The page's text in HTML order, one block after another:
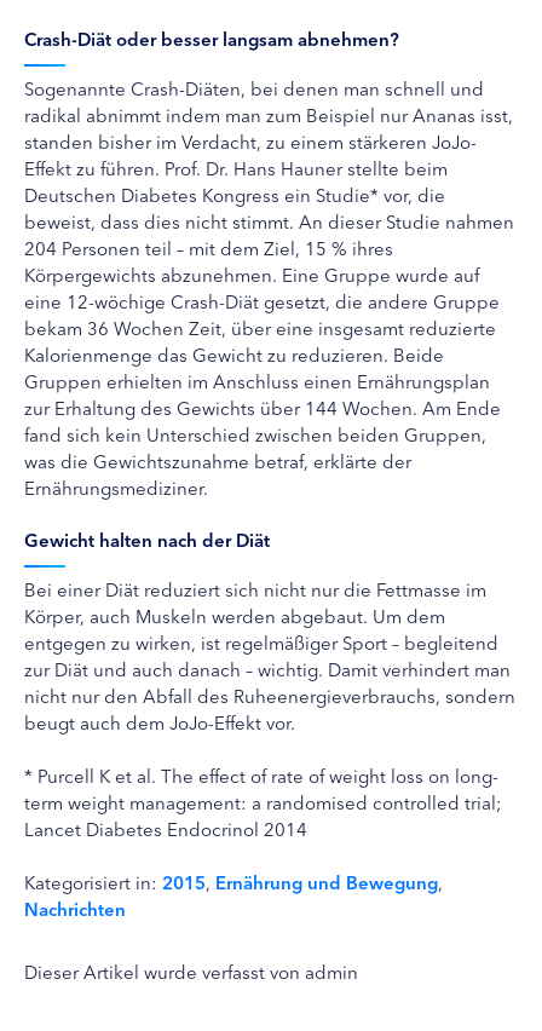
Crash-Diät oder besser langsam abnehmen?
Sogenannte Crash-Diäten, bei denen man schnell und
radikal abnimmt indem man zum Beispiel nur Ananas isst,
standen bisher im Verdacht, zu einem stärkeren JoJo-
Effekt zu führen. Prof. Dr. Hans Hauner stellte beim
Deutschen Diabetes Kongress ein Studie* vor, die
beweist, dass dies nicht stimmt. An dieser Studie nahmen
204 Personen teil – mit dem Ziel, 15 % ihres
Körpergewichts abzunehmen. Eine Gruppe wurde auf
eine 12-wöchige Crash-Diät gesetzt, die andere Gruppe
bekam 36 Wochen Zeit, über eine insgesamt reduzierte
Kalorienmenge das Gewicht zu reduzieren. Beide
Gruppen erhielten im Anschluss einen Ernährungsplan
zur Erhaltung des Gewichts über 144 Wochen. Am Ende
fand sich kein Unterschied zwischen beiden Gruppen,
was die Gewichtszunahme betraf, erklärte der
Ernährungsmediziner.
Gewicht halten nach der Diät
Bei einer Diät reduziert sich nicht nur die Fettmasse im
Körper, auch Muskeln werden abgebaut. Um dem
entgegen zu wirken, ist regelmäßiger Sport – begleitend
zur Diät und auch danach – wichtig. Damit verhindert man
nicht nur den Abfall des Ruheenergieverbrauchs, sondern
beugt auch dem JoJo-Effekt vor.
* Purcell K et al. The effect of rate of weight loss on long-
term weight management: a randomised controlled trial;
Lancet Diabetes Endocrinol 2014
Kategorisiert in: 2015, Ernährung und Bewegung,
Nachrichten
Dieser Artikel wurde verfasst von admin